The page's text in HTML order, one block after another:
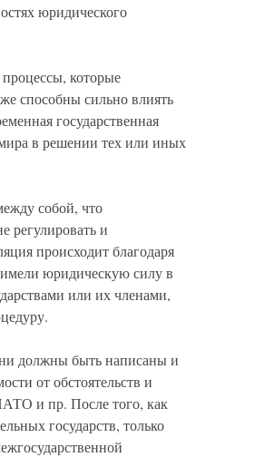
юридического
которые
способны сильно влиять
государственная
мира в решении тех или иных
собой, что
регулировать и
происходит благодаря
юридическую силу в
или их членами,
должны быть написаны и
от обстоятельств и
и пр. После того, как
государств, только